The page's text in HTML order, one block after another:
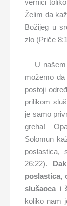
vernici
Želim da
Božijeg u
zlo (Priče
U našem
možemo da
postoji
prilikom
je samo
greha!
Solomun
poslastica,
26:22).
poslastica,
slušaoca i
koliko nam